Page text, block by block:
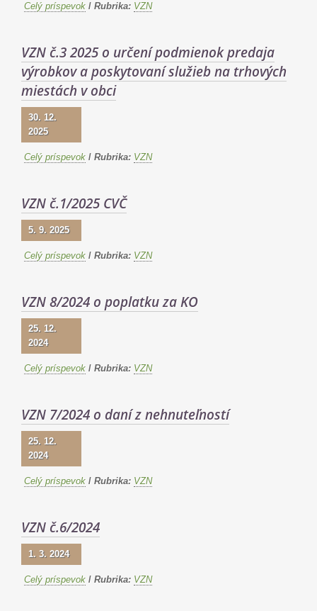
Celý príspevok / Rubrika: VZN
VZN č.3 2025 o určení podmienok predaja
výrobkov a poskytovaní služieb na trhových
miestách v obci
30. 12.
2025
Celý príspevok / Rubrika: VZN
VZN č.1/2025 CVČ
5. 9. 2025
Celý príspevok / Rubrika: VZN
VZN 8/2024 o poplatku za KO
25. 12.
2024
Celý príspevok / Rubrika: VZN
VZN 7/2024 o daní z nehnuteľností
25. 12.
2024
Celý príspevok / Rubrika: VZN
VZN č.6/2024
1. 3. 2024
Celý príspevok / Rubrika: VZN